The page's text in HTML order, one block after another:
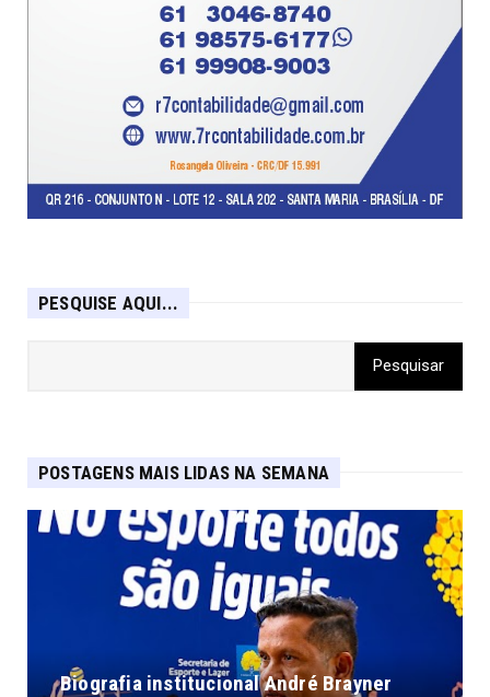
PESQUISE AQUI...
POSTAGENS MAIS LIDAS NA SEMANA
Biografia institucional André Brayner